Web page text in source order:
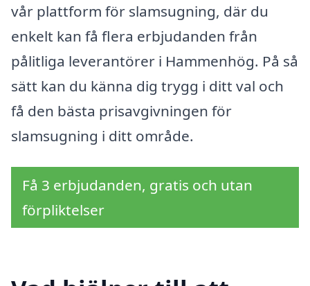
vår plattform för slamsugning, där du
enkelt kan få flera erbjudanden från
pålitliga leverantörer i Hammenhög. På så
sätt kan du känna dig trygg i ditt val och
få den bästa prisavgivningen för
slamsugning i ditt område.
Få 3 erbjudanden, gratis och utan
förpliktelser